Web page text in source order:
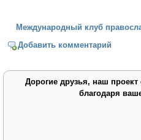
Международный клуб
Добавить комментарий
Дорогие друзья, наш
благодаря